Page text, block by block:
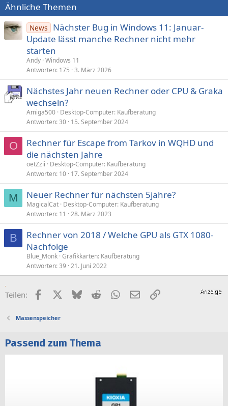
Ähnliche Themen
News
Nächster Bug in Windows 11: Januar-
Update lässt manche Rechner nicht mehr
starten
Andy Windows 11
Antworten 175 3. März 2026
Nächstes Jahr neuen Rechner oder CPU & Graka
wechseln?
Amiga500 Desktop-Computer: Kaufberatung
Antworten 30 15. September 2024
O
Rechner für Escape from Tarkov in WQHD und
die nächsten Jahre
oetZzii
Desktop-Computer: Kaufberatung
Antworten 10 17. September 2024
M Neuer Rechner für nächsten 5jahre?
MagicalCat Desktop-Computer: Kaufberatung
Antworten 11 28. März 2023
B
Rechner von 2018 / Welche GPU als GTX 1080-
Nachfolge
Blue_Monk Grafikkarten: Kaufberatung
Antworten 39 21. Juni 2022
Teilen: FacebookX (Twitter)
BlueskyRedditWhatsApp
E-MailLink
Massenspeicher
Passend zum Thema